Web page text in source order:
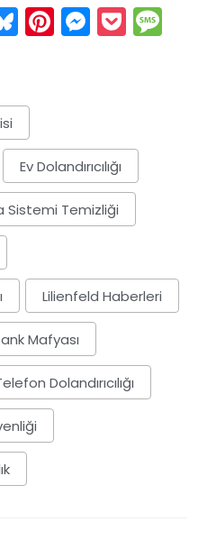
Bluesky
Pinterest
Ev Dolandırıcılığı
Sistemi Temizliği
Lilienfeld Haberleri
Mafyası
Dolandırıcılığı